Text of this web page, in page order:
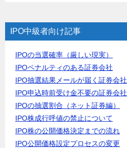
IPO中級者向け記事
IPOの当選確率（厳しい現実）
IPOペナルティのある証券会社
IPO抽選結果メールが届く証券会社
IPO申込時前受け金不要の証券会社
IPOの抽選割合（ネット証券編）
IPO株成行呼値の禁止について
IPO株の公開価格決定までの流れ
IPO公開価格設定プロセスの変更